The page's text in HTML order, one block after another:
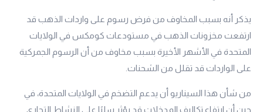
يذكر أنه بسبب المخاوف من فرض رسوم على واردات الذهب قد
ارتفعت مخزونات الذهب في مستودعات كومكس في الولايات
المتحدة في الأشهر الأخيرة بسبب مخاوف من أن الرسوم الجمركية
على الواردات قد تقلل من الشحنات.
من شأن هذا السيناريو أن يدعم التضخم في الولايات المتحدة، في
حين أن ارتفاع تكاليف المدخلات قد يؤثر سلبًا على النشاط التجاري